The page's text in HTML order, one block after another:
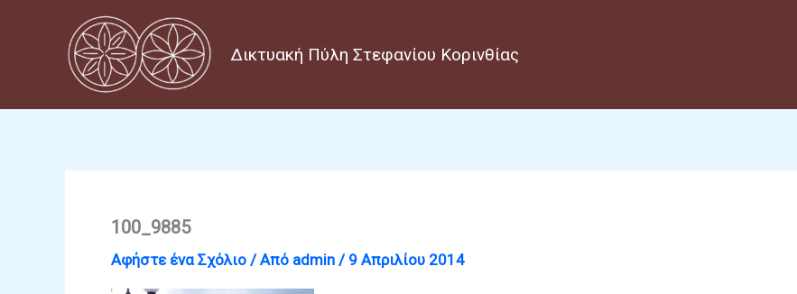
περιεχόμενο
Δικτυακή Πύλη Στεφανίου Κορινθίας
100_9885
Αφήστε ένα Σχόλιο / Από admin / 9 Απριλίου 2014